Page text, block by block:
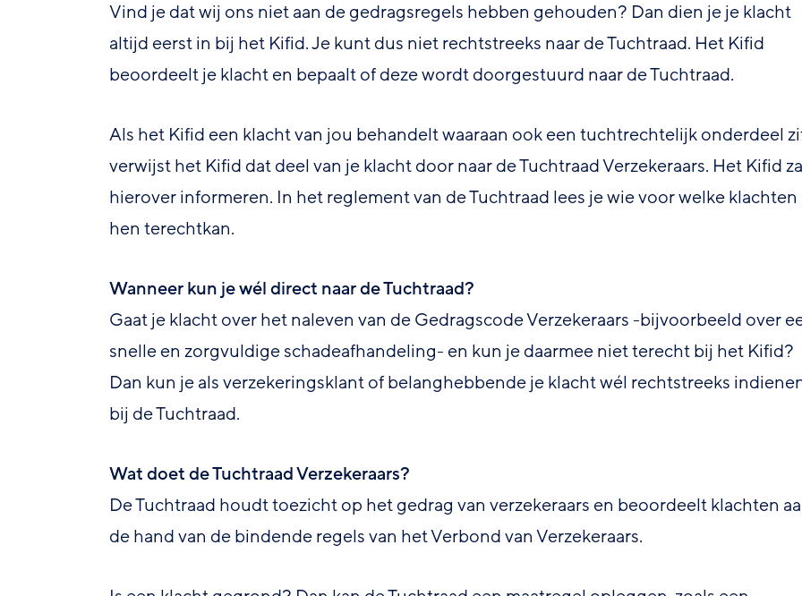
Vind je dat wij ons niet aan de gedragsregels hebben gehouden? Dan dien je je klacht
altijd eerst in bij het Kifid. Je kunt dus niet rechtstreeks naar de Tuchtraad. Het Kifid
beoordeelt je klacht en bepaalt of deze wordt doorgestuurd naar de Tuchtraad.
Als het Kifid een klacht van jou behandelt waaraan ook een tuchtrechtelijk onderdeel
verwijst het Kifid dat deel van je klacht door naar de Tuchtraad Verzekeraars. Het Kifid
hierover informeren. In het reglement van de Tuchtraad lees je wie voor welke
hen terechtkan.
Wanneer kun je wél direct naar de Tuchtraad?
Gaat je klacht over het naleven van de Gedragscode Verzekeraars -bijvoorbeeld over
snelle en zorgvuldige schadeafhandeling- en kun je daarmee niet terecht bij het Kifid?
Dan kun je als verzekeringsklant of belanghebbende je klacht wél rechtstreeks
bij de Tuchtraad.
Wat doet de Tuchtraad Verzekeraars?
De Tuchtraad houdt toezicht op het gedrag van verzekeraars en beoordeelt klachten
de hand van de bindende regels van het Verbond van Verzekeraars.